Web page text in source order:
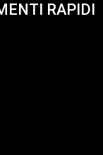
RAPIDI